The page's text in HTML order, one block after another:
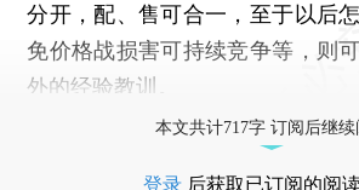
分开，配、售可合一，至于以后
免价格战损害可持续竞争等，则
外的经验教训。
本文共计717字 订阅后继续
登录 后获取已订阅的阅